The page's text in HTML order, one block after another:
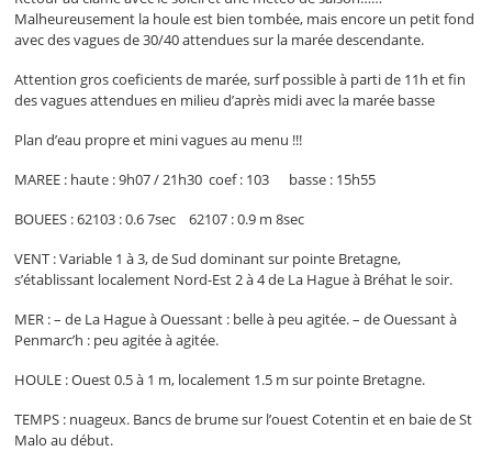
Malheureusement la houle est bien tombée, mais encore un petit fond
avec des vagues de 30/40 attendues sur la marée descendante.
Attention gros coeficients de marée, surf possible à parti de 11h et fin
des vagues attendues en milieu d’après midi avec la marée basse
Plan d’eau propre et mini vagues au menu !!!
MAREE : haute : 9h07 / 21h30 coef : 103 basse : 15h55
BOUEES : 62103 : 0.6 7sec 62107 : 0.9 m 8sec
VENT : Variable 1 à 3, de Sud dominant sur pointe Bretagne,
s’établissant localement Nord-Est 2 à 4 de La Hague à Bréhat le soir.
MER : – de La Hague à Ouessant : belle à peu agitée. – de Ouessant à
Penmarc’h : peu agitée à agitée.
HOULE : Ouest 0.5 à 1 m, localement 1.5 m sur pointe Bretagne.
TEMPS : nuageux. Bancs de brume sur l’ouest Cotentin et en baie de St
Malo au début.